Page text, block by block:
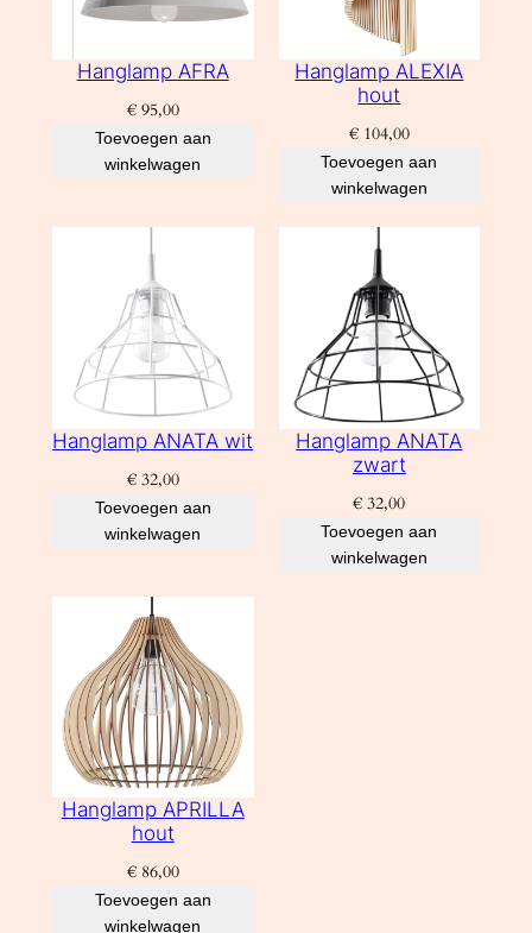
Hanglamp AFRA
€95,00
Toevoegen aan
winkelwagen
Hanglamp ALEXIA
hout
€104,00
Toevoegen aan
winkelwagen
Hanglamp ANATA wit
€32,00
Toevoegen aan
winkelwagen
Hanglamp ANATA
zwart
€ 32,00
Toevoegen aan
winkelwagen
Hanglamp APRILLA
hout
€86,00
Toevoegen aan
winkelwagen